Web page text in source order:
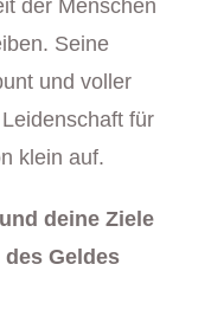
der Menschen
Seine
und voller
für
klein auf.
deine Ziele
Geldes